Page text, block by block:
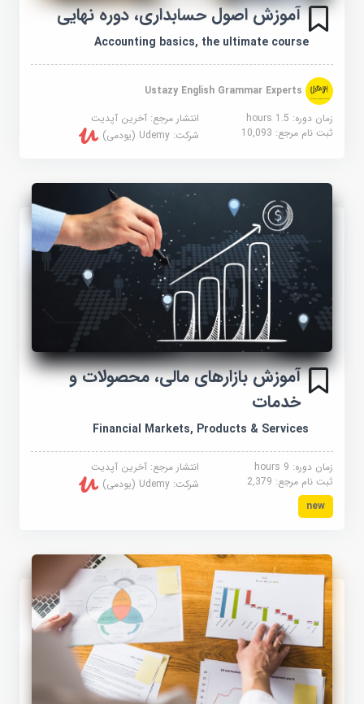
آموزش اصول حسابداری، دوره نهایی
Accounting basics, the ultimate course
Ustazy English Grammar Experts
زمان دوره: 1.5 hours
انتشار مرجع:آخرین آپدیت
ثبت نام مرجع:10,093 شرکت:Udemy (یودمی)
آموزش بازارهای مالی، محصولات و
خدمات
Financial Markets, Products & Services
زمان دوره: 9 hours انتشار مرجع:آخرین آپدیت
ثبت نام مرجع:2,379 شرکت:Udemy (یودمی)
new